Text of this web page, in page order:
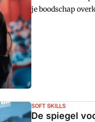
je boodschap
SOFT SKILLS
De spiegel